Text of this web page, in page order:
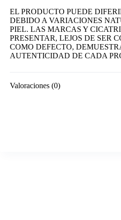
EL PRODUCTO PUEDE
DEBIDO A VARIACIONES
PIEL. LAS MARCAS Y
PRESENTAR, LEJOS DE SER
COMO DEFECTO,
AUTENTICIDAD DE CADA
Valoraciones (0)